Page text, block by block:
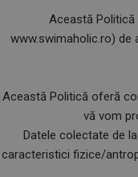
Această Politică
www.swimaholic.ro) de
Această Politică oferă
vă vom
Datele colectate de
caracteristici fizice/